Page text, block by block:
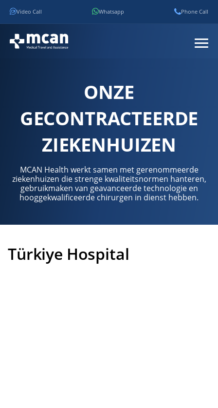
Video Call Whatsapp Phone Call
ONZE
GECONTRACTEERDE
ZIEKENHUIZEN
MCAN Health werkt samen met gerenommeerde
ziekenhuizen die strenge kwaliteitsnormen hanteren,
gebruikmaken van geavanceerde technologie en
hooggekwalificeerde chirurgen in dienst hebben.
Türkiye Hospital